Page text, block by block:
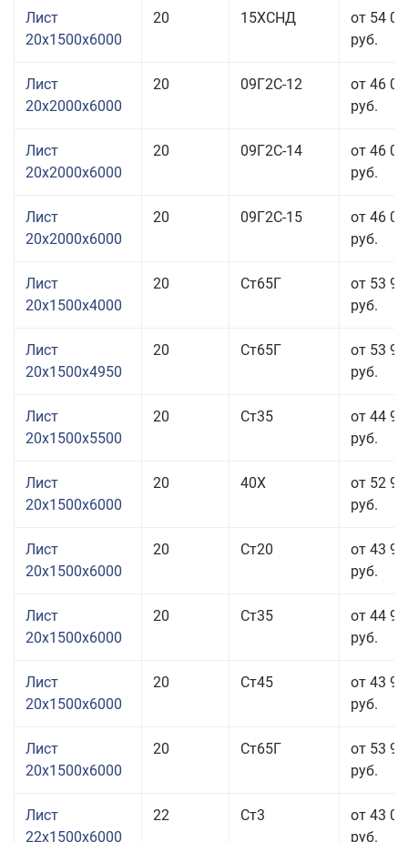
Лист
20x1500x6000
20 15ХСНД
от 54
руб.
Лист
20x2000x6000
20 09Г2С-12
от 46
руб.
Лист
20x2000x6000
20 09Г2С-14
от 46
руб.
Лист
20x2000x6000
20 09Г2С-15
от 46
руб.
Лист
20x1500x4000
20 Ст65Г
от 53
руб.
Лист
20x1500x4950
20 Ст65Г
от 53
руб.
Лист
20x1500x5500
20 Ст35
от 44
руб.
Лист
20x1500x6000
20 40Х
от 52
руб.
Лист
20x1500x6000
20 Ст20
от 43
руб.
Лист
20x1500x6000
20 Ст35
от 44
руб.
Лист
20x1500x6000
20 Ст45
от 43
руб.
Лист
20x1500x6000
20 Ст65Г
от 53
руб.
Лист
22x1500x6000
22 Ст3
от 43
руб.